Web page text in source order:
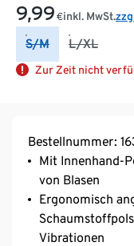
9,99 €inkl. MwSt.
S/M L/XL
Zur Zeit nicht
Bestellnummer:
Mit Innenhand-
von Blasen
Ergonomisch
Vibrationen